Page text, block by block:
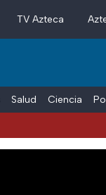
TV Azteca
Salud Ciencia